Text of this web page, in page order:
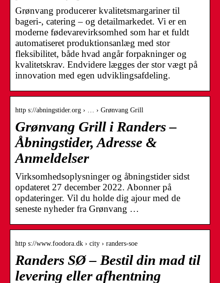
Grønvang producerer kvalitetsmargariner til
bageri-, catering – og detailmarkedet. Vi er en
moderne fødevarevirksomhed som har et fuldt
automatiseret produktionsanlæg med stor
fleksibilitet, både hvad angår forpakninger og
kvalitetskrav. Endvidere lægges der stor vægt på
innovation med egen udviklingsafdeling.
http s://abningstider.org › … › Grønvang Grill
Grønvang Grill i Randers –
Åbningstider, Adresse &
Anmeldelser
Virksomhedsoplysninger og åbningstider sidst
opdateret 27 december 2022. Abonner på
opdateringer. Vil du holde dig ajour med de
seneste nyheder fra Grønvang …
http s://www.foodora.dk › city › randers-soe
Randers SØ – Bestil din mad til
levering eller afhentning